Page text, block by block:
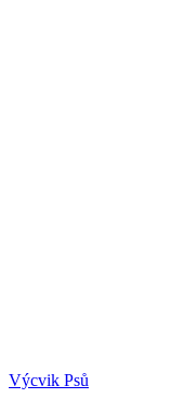
Výcvik Psů